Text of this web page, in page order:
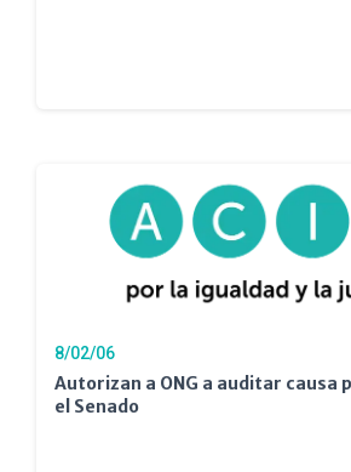
8/02/06
Autorizan a ONG a auditar causa
el Senado